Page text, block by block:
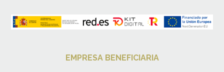
EMPRESA BENEFICIARIA